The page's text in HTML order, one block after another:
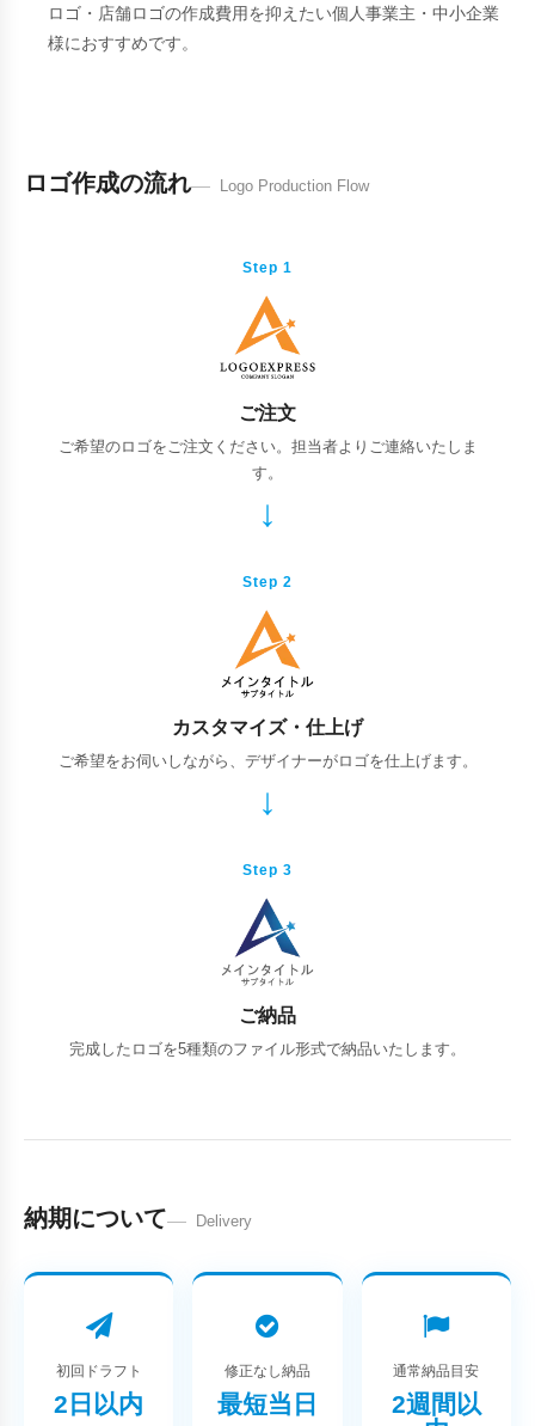
ロゴ・店舗ロゴの作成費用を抑えたい個人事業主・中小企業
様におすすめです。
ロゴ作成の流れ Logo Production Flow
Step 1
ご注文
ご希望のロゴをご注文ください。担当者よりご連絡いたしま
す。
Step 2
カスタマイズ・仕上げ
ご希望をお伺いしながら、デザイナーがロゴを仕上げます。
Step 3
ご納品
完成したロゴを5種類のファイル形式で納品いたします。
納期について Delivery
初回ドラフト
2日以内
修正なし納品
最短当日
通常納品目安
2週間以